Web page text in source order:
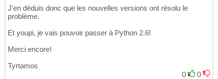
J'en déduis donc que les nouvelles versions ont résolu le
problème.
Et youpi, je vais pouvoir passer à Python 2.6!
Merci encore!
Tyrtamos
0
0